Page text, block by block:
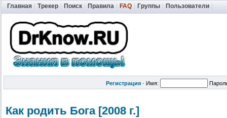
Главная Трекер Поиск Правила FAQ Группы Пользователи
Регистрация · Имя:
Как родить Бога [2008 г.]